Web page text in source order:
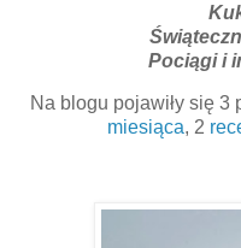
Pociągi i
Na blogu pojawiły się 3
miesiąca, 2